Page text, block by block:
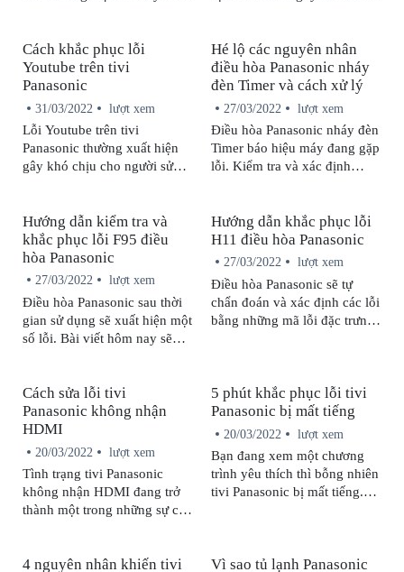
cách sửa chữa sẽ được bảo
hành Panasonic cập nhật
ngay sau đây.
Cách khắc phục lỗi
Youtube trên tivi
Panasonic
31/03/2022
lượt xem
Lỗi Youtube trên tivi
Panasonic thường xuất hiện
gây khó chịu cho người sử
quan tâm. Hãy cùng chúng
tôi tìm hiểu trong bài viết sau.
Hé lộ các nguyên nhân
điều hòa Panasonic nháy
đèn Timer và cách xử lý
27/03/2022
lượt xem
Điều hòa Panasonic nháy đèn
Timer báo hiệu máy đang gặp
lỗi. Kiểm tra và xác định
Hướng dẫn kiểm tra và
khắc phục lỗi F95 điều
hòa Panasonic
27/03/2022
lượt xem
Điều hòa Panasonic sau thời
gian sử dụng sẽ xuất hiện một
số lỗi. Bài viết hôm nay sẽ
Panasonic cũng như cách
khắc phục tình trạng này tại
nhà nhanh chóng, hiệu quả.
Hướng dẫn khắc phục lỗi
H11 điều hòa Panasonic
27/03/2022
lượt xem
Điều hòa Panasonic sẽ tự
chẩn đoán và xác định các lỗi
bằng những mã lỗi đặc trưng.
Hãy tham khảo những thông
tin được chia sẻ trong bài viết
dưới đây nhé!
Cách sửa lỗi tivi
Panasonic không nhận
HDMI
20/03/2022
lượt xem
Tình trạng tivi Panasonic
không nhận HDMI đang trở
thành một trong những sự cố
kỹ thuật viên chuyên nghiệp,
5 phút khắc phục lỗi tivi
Panasonic bị mất tiếng
20/03/2022
lượt xem
Bạn đang xem một chương
trình yêu thích thì bỗng nhiên
tivi Panasonic bị mất tiếng.
cung cấp đến bạn 4 nguyên
4 nguyên nhân khiến tivi Vì sao tủ lạnh Panasonic